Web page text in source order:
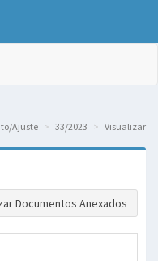
Ajuste 33/2023 Visualizar
Documentos Anexados